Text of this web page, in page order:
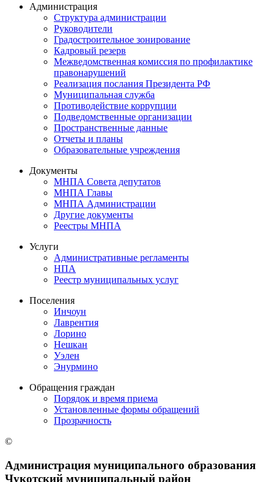
Администрация
Структура администрации
Руководители
Градостроительное зонирование
Кадровый резерв
Межведомственная комиссия по профилактике
правонарушений
Реализация послания Президента РФ
Муниципальная служба
Противодействие коррупции
Подведомственные организации
Пространственные данные
Отчеты и планы
Образовательные учреждения
Документы
МНПА Совета депутатов
МНПА Главы
МНПА Администрации
Другие документы
Реестры МНПА
Услуги
Административные регламенты
НПА
Реестр муниципальных услуг
Поселения
Инчоун
Лаврентия
Лорино
Нешкан
Уэлен
Энурмино
Обращения граждан
Порядок и время приема
Установленные формы обращений
Прозрачность
©
Администрация муниципального образования
Чукотский муниципальный район